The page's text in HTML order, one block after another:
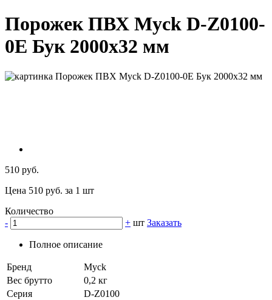
Порожек ПВХ Myck D-Z0100-
0Е Бук 2000х32 мм
510 руб.
Цена 510 руб. за 1 шт
Количество
-
+ шт Заказать
Полное описание
Бренд
Myck
Вес брутто
0,2 кг
Серия
D-Z0100